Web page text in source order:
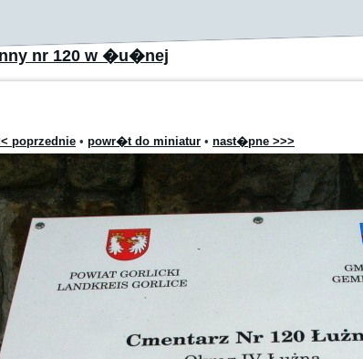
nr 120 w �u�nej
poprzednie • powr�t do miniatur • nast�pne >>>